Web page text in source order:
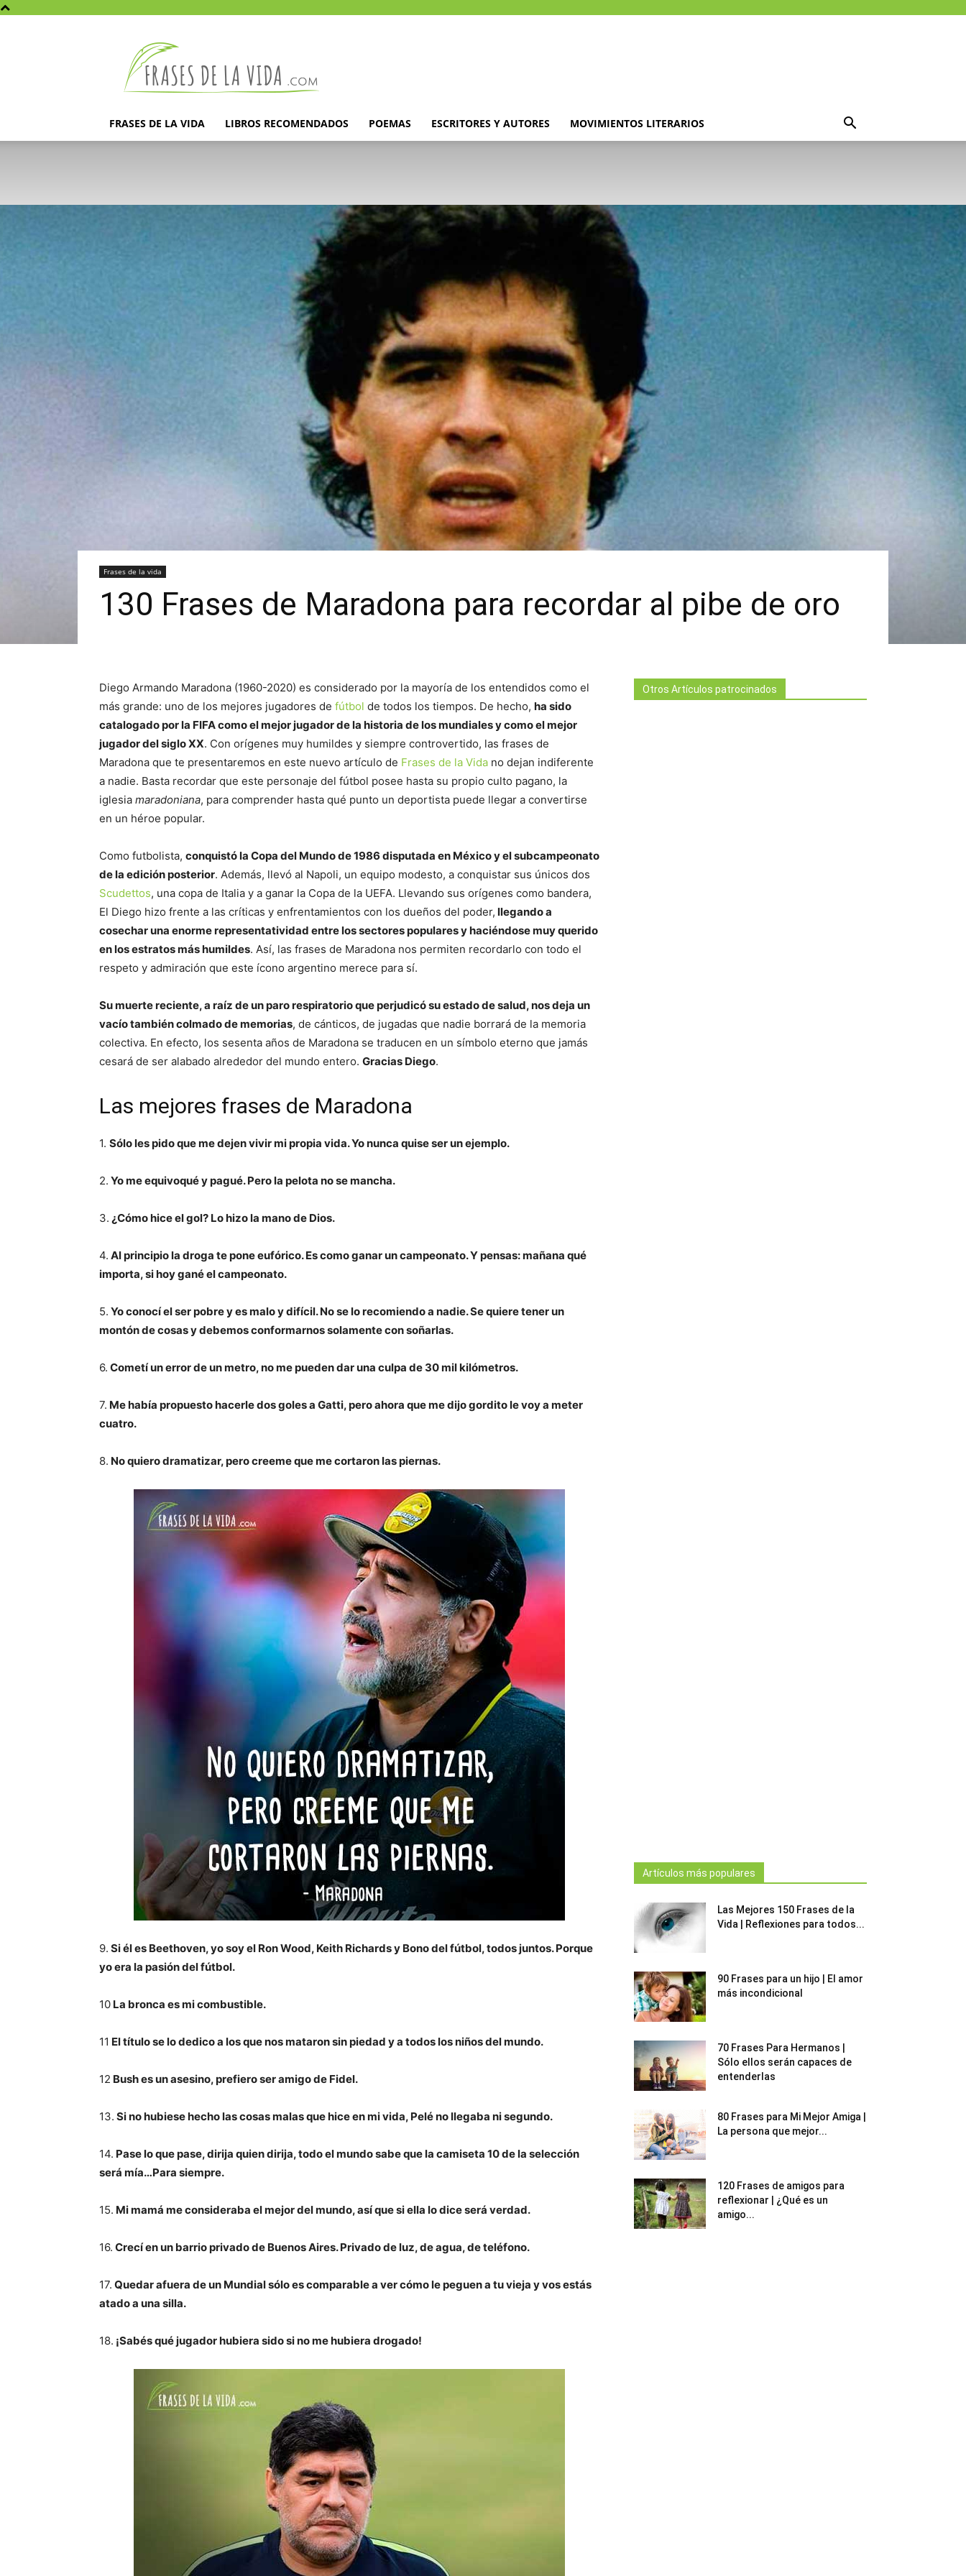
la
vida
FRASES DE LA VIDA LIBROS RECOMENDADOS POEMAS ESCRITORES Y AUTORES MOVIMIENTOS LITERARIOS
Frases de la vida
130 Frases de Maradona para recordar al pibe de oro
Diego Armando Maradona (1960-2020) es considerado por la mayoría de los entendidos como el
más grande: uno de los mejores jugadores de fútbol de todos los tiempos. De hecho, ha sido
catalogado por la FIFA como el mejor jugador de la historia de los mundiales y como el mejor
jugador del siglo XX. Con orígenes muy humildes y siempre controvertido, las frases de
Maradona que te presentaremos en este nuevo artículo de Frases de la Vida no dejan indiferente
a nadie. Basta recordar que este personaje del fútbol posee hasta su propio culto pagano, la
iglesia maradoniana, para comprender hasta qué punto un deportista puede llegar a convertirse
en un héroe popular.
Como futbolista, conquistó la Copa del Mundo de 1986 disputada en México y el subcampeonato
de la edición posterior. Además, llevó al Napoli, un equipo modesto, a conquistar sus únicos dos
Scudettos, una copa de Italia y a ganar la Copa de la UEFA. Llevando sus orígenes como bandera,
El Diego hizo frente a las críticas y enfrentamientos con los dueños del poder, llegando a
cosechar una enorme representatividad entre los sectores populares y haciéndose muy querido
en los estratos más humildes. Así, las frases de Maradona nos permiten recordarlo con todo el
respeto y admiración que este ícono argentino merece para sí.
Su muerte reciente, a raíz de un paro respiratorio que perjudicó su estado de salud, nos deja un
vacío también colmado de memorias, de cánticos, de jugadas que nadie borrará de la memoria
colectiva. En efecto, los sesenta años de Maradona se traducen en un símbolo eterno que jamás
cesará de ser alabado alrededor del mundo entero. Gracias Diego.
Las mejores frases de Maradona
1. Sólo les pido que me dejen vivir mi propia vida. Yo nunca quise ser un ejemplo.
2. Yo me equivoqué y pagué. Pero la pelota no se mancha.
3. ¿Cómo hice el gol? Lo hizo la mano de Dios.
4. Al principio la droga te pone eufórico. Es como ganar un campeonato. Y pensas: mañana qué
importa, si hoy gané el campeonato.
5. Yo conocí el ser pobre y es malo y difícil. No se lo recomiendo a nadie. Se quiere tener un
montón de cosas y debemos conformarnos solamente con soñarlas.
6. Cometí un error de un metro, no me pueden dar una culpa de 30 mil kilómetros.
7. Me había propuesto hacerle dos goles a Gatti, pero ahora que me dijo gordito le voy a meter
cuatro.
8. No quiero dramatizar, pero creeme que me cortaron las piernas.
9. Si él es Beethoven, yo soy el Ron Wood, Keith Richards y Bono del fútbol, todos juntos. Porque
yo era la pasión del fútbol.
10 La bronca es mi combustible.
11 El título se lo dedico a los que nos mataron sin piedad y a todos los niños del mundo.
12 Bush es un asesino, prefiero ser amigo de Fidel.
13. Si no hubiese hecho las cosas malas que hice en mi vida, Pelé no llegaba ni segundo.
14. Pase lo que pase, dirija quien dirija, todo el mundo sabe que la camiseta 10 de la selección
será mía…Para siempre.
15. Mi mamá me consideraba el mejor del mundo, así que si ella lo dice será verdad.
16. Crecí en un barrio privado de Buenos Aires. Privado de luz, de agua, de teléfono.
17. Quedar afuera de un Mundial sólo es comparable a ver cómo le peguen a tu vieja y vos estás
atado a una silla.
18. ¡Sabés qué jugador hubiera sido si no me hubiera drogado!
Otros Artículos patrocinados
Artículos más populares
Las Mejores 150 Frases de la
Vida | Reflexiones para todos...
90 Frases para un hijo | El amor
más incondicional
70 Frases Para Hermanos |
Sólo ellos serán capaces de
entenderlas
80 Frases para Mi Mejor Amiga |
La persona que mejor...
120 Frases de amigos para
reflexionar | ¿Qué es un
amigo...